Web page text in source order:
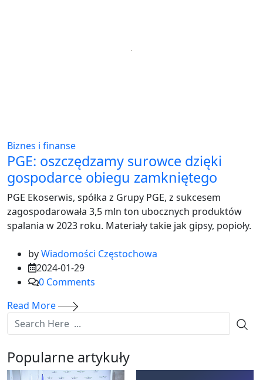
Biznes i finanse
PGE: oszczędzamy surowce dzięki
gospodarce obiegu zamkniętego
PGE Ekoserwis, spółka z Grupy PGE, z sukcesem
zagospodarowała 3,5 mln ton ubocznych produktów
spalania w 2023 roku. Materiały takie jak gipsy, popioły.
byWiadomości Częstochowa
2024-01-29
0 Comments
Read More
Popularne artykuły